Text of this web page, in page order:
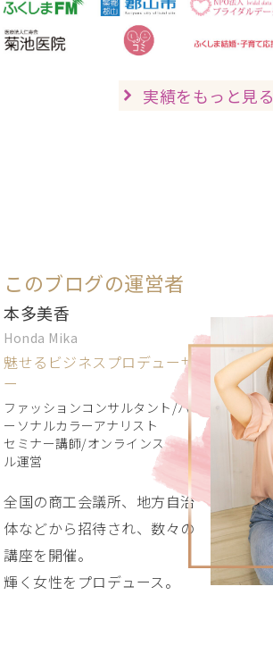
実績をもっと見る
このブログの運営者
本多美香
Honda Mika
魅せるビジネスプロデューサ
ー
ファッションコンサルタント/パ
ーソナルカラーアナリスト
セミナー講師/オンラインスクー
ル運営
全国の商工会議所、地方自治
体などから招待され、数々の
講座を開催。
輝く女性をプロデュース。